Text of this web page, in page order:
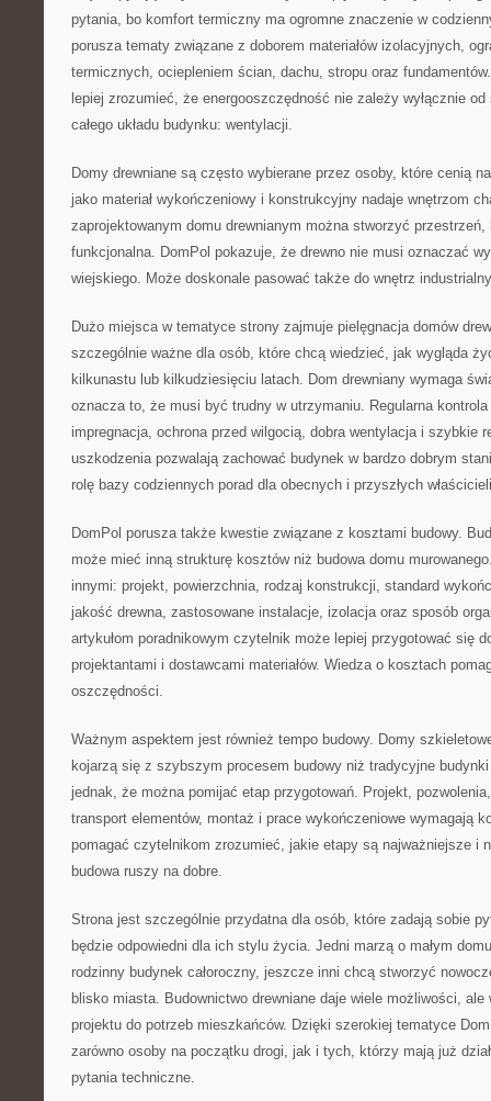
pytania, bo komfort termiczny ma ogromne znaczenie w
porusza tematy związane z doborem materiałów izolacyjnych,
termicznych, ociepleniem ścian, dachu, stropu oraz
lepiej zrozumieć, że energooszczędność nie zależy wyłącznie
całego układu budynku: wentylacji.
Domy drewniane są często wybierane przez osoby, które cenią
jako materiał wykończeniowy i konstrukcyjny nadaje wnętrzom
zaprojektowanym domu drewnianym można stworzyć
funkcjonalna. DomPol pokazuje, że drewno nie musi oznaczać
wiejskiego. Może doskonale pasować także do wnętrz
Dużo miejsca w tematyce strony zajmuje pielęgnacja domów
szczególnie ważne dla osób, które chcą wiedzieć, jak wygląda
kilkunastu lub kilkudziesięciu latach. Dom drewniany wymaga
oznacza to, że musi być trudny w utrzymaniu. Regularna kontrola
impregnacja, ochrona przed wilgocią, dobra wentylacja i szybkie
uszkodzenia pozwalają zachować budynek w bardzo dobrym
rolę bazy codziennych porad dla obecnych i przyszłych
DomPol porusza także kwestie związane z kosztami budowy.
może mieć inną strukturę kosztów niż budowa domu
innymi: projekt, powierzchnia, rodzaj konstrukcji, standard
jakość drewna, zastosowane instalacje, izolacja oraz sposób
artykułom poradnikowym czytelnik może lepiej przygotować się
projektantami i dostawcami materiałów. Wiedza o kosztach
oszczędności.
Ważnym aspektem jest również tempo budowy. Domy
kojarzą się z szybszym procesem budowy niż tradycyjne
jednak, że można pomijać etap przygotowań. Projekt,
transport elementów, montaż i prace wykończeniowe wymagają
pomagać czytelnikom zrozumieć, jakie etapy są najważniejsze i
budowa ruszy na dobre.
Strona jest szczególnie przydatna dla osób, które zadają sobie
będzie odpowiedni dla ich stylu życia. Jedni marzą o małym
rodzinny budynek całoroczny, jeszcze inni chcą stworzyć
blisko miasta. Budownictwo drewniane daje wiele możliwości, ale
projektu do potrzeb mieszkańców. Dzięki szerokiej tematyce
zarówno osoby na początku drogi, jak i tych, którzy mają już
pytania techniczne.